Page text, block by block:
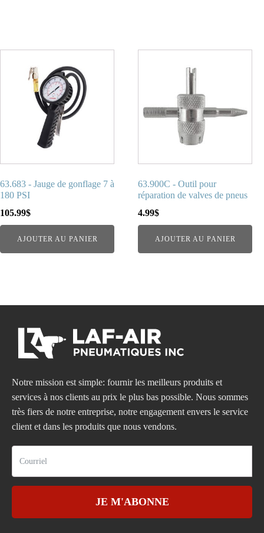
63.683 - Jauge de gonflage 7 à
180 PSI
105.99$
AJOUTER AU PANIER
63.900C - Outil pour
réparation de valves de pneus
4.99$
AJOUTER AU PANIER
Notre mission est simple: fournir les meilleurs produits et
services à nos clients au prix le plus bas possible. Nous sommes
très fiers de notre entreprise, notre engagement envers le service
client et dans les produits que nous vendons.
JE M'ABONNE